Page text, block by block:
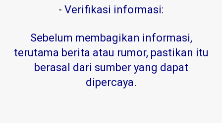
- Verifikasi informasi:
Sebelum membagikan informasi,
terutama berita atau rumor, pastikan itu
berasal dari sumber yang dapat
dipercaya.